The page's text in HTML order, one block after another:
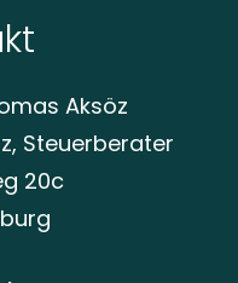
Aksöz
Steuerberater
20c